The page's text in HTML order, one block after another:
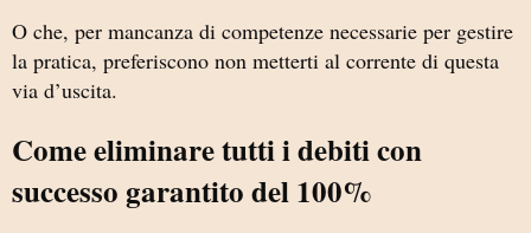
O che, per mancanza di competenze necessarie per gestire
la pratica, preferiscono non metterti al corrente di questa
via d’uscita.
Come eliminare tutti i debiti con
successo garantito del 100%